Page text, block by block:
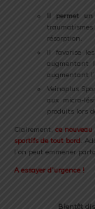
Il permet un
résorption.
Il favorise
augmentant
augmentant
Veinoplus
aux micro-
produits lors
Clairement, ce
sportifs de tout bord .
l’on peut emmener
A essayer d’urgence !
Bientôt